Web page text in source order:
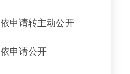
依申请转主动公开
依申请公开